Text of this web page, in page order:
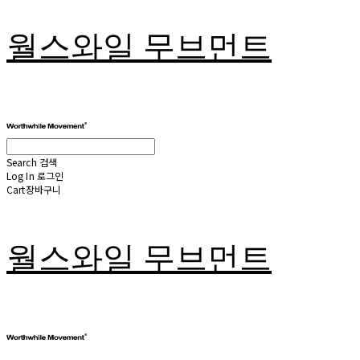
월스와일 무브먼트
Search 검색
Log In 로그인
Cart장바구니
월스와일 무브먼트